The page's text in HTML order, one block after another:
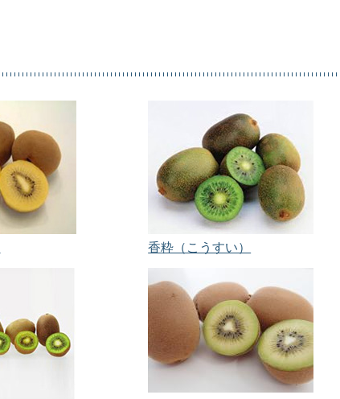
香粋（こうすい）